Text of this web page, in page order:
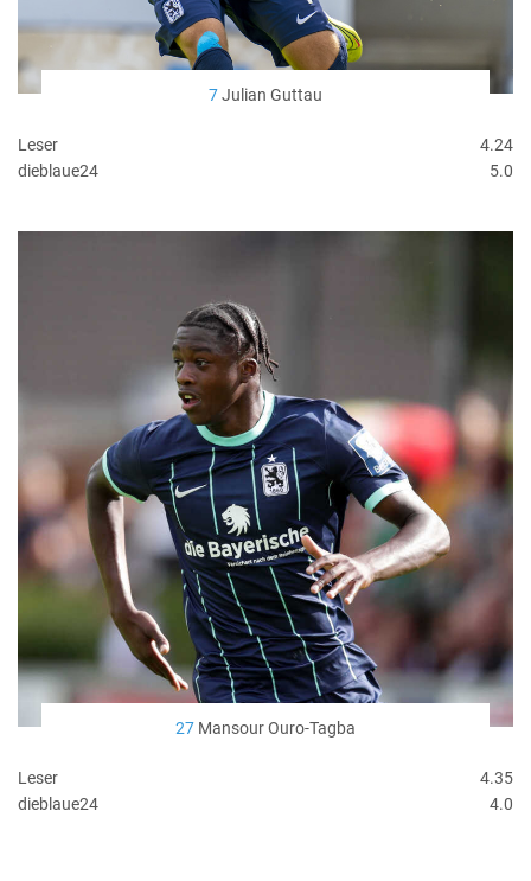
7Julian Guttau
Leser
4.24
dieblaue24
5.0
27 Mansour Ouro-Tagba
Leser
4.35
dieblaue24
4.0